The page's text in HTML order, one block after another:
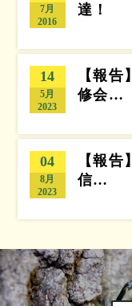
7月
2016
達！
14
5月
2023
【報
修会…
04
8月
2023
【報
信…